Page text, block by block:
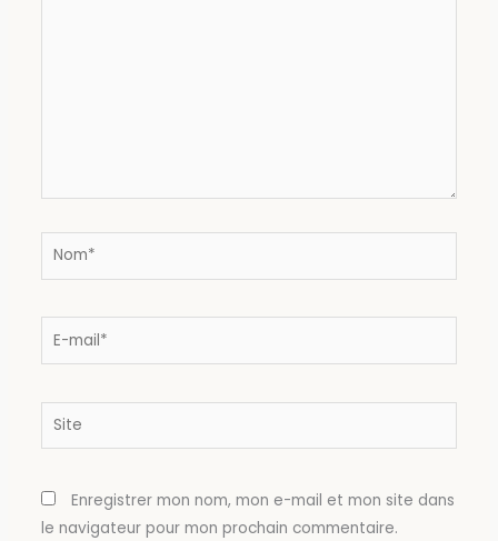
Nom*
E-
Site
Enregistrer mon nom, mon e-mail et mon site dans
le navigateur pour mon prochain commentaire.